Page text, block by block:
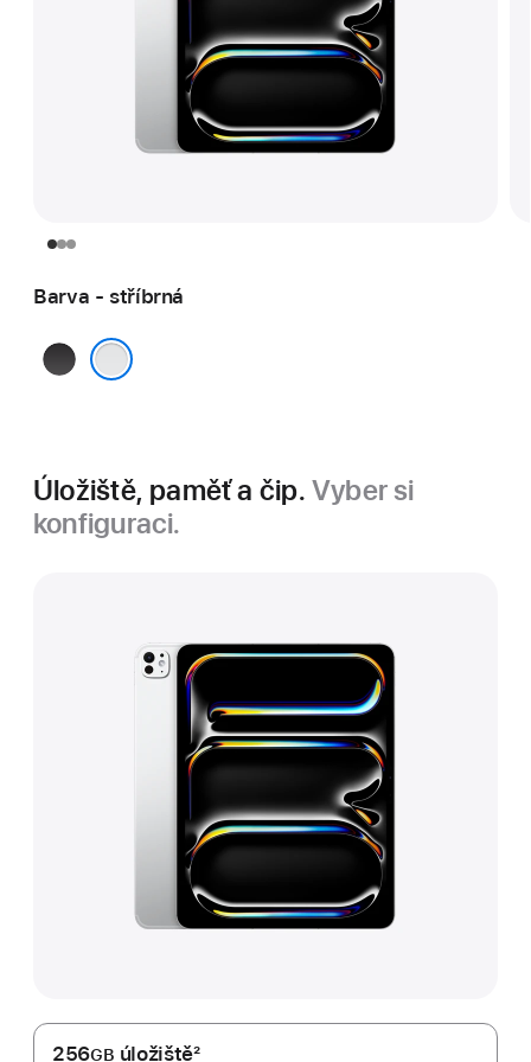
Barva - stříbrná
vesmírně
Úložiště, paměť a čip. Vyber si
konfiguraci.
256GB úložiště2